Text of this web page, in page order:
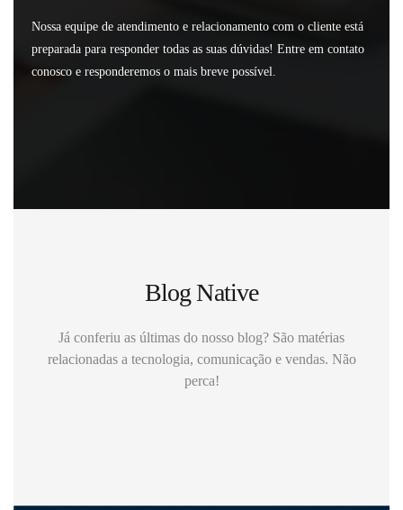
Nossa equipe de atendimento e relacionamento com o cliente está
preparada para responder todas as suas dúvidas! Entre em contato
conosco e responderemos o mais breve possível.
Blog Native
Já conferiu as últimas do nosso blog? São matérias
relacionadas a tecnologia, comunicação e vendas. Não
perca!